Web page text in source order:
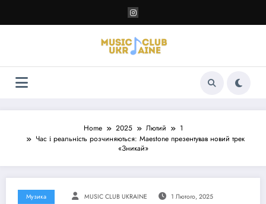
контенту
Home 2025 Лютий
1
Час і реальність розчиняються: Maestone презентував новий трек
«Зникай»
Музика MUSIC CLUB UKRAINE 1 Лютого, 2025